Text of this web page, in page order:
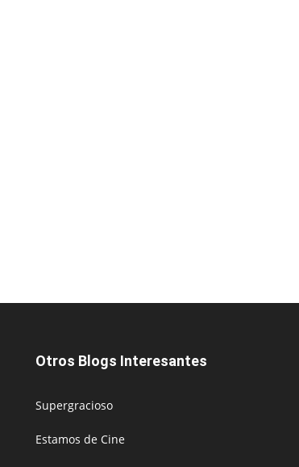
Otros Blogs Interesantes
Supergracioso
Estamos de Cine